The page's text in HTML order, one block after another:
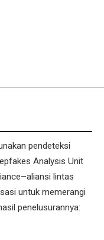
pendeteksi
Analysis Unit
lintas
untuk memerangi
penelusurannya: